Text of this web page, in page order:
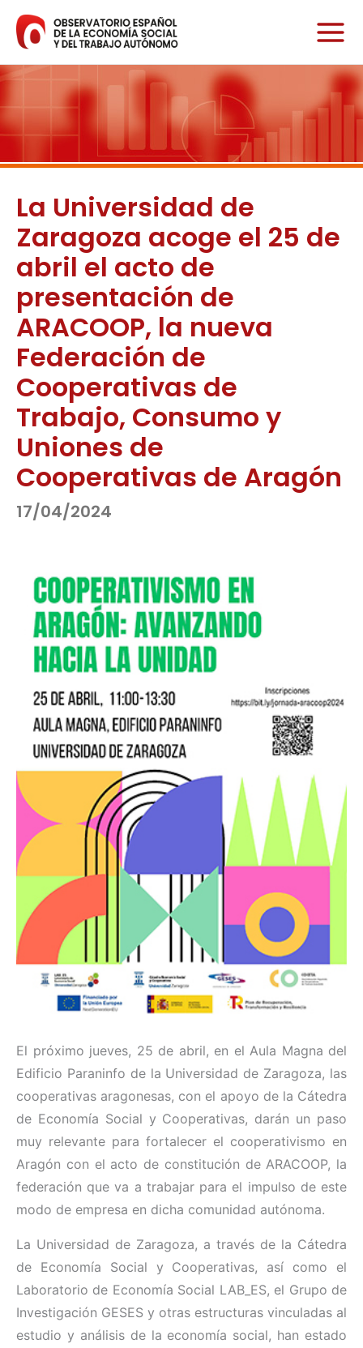
contenido
La Universidad de
Zaragoza acoge el 25 de
abril el acto de
presentación de
ARACOOP, la nueva
Federación de
Cooperativas de
Trabajo, Consumo y
Uniones de
Cooperativas de Aragón
17/04/2024
El próximo jueves, 25 de abril, en el Aula Magna del
Edificio Paraninfo de la Universidad de Zaragoza, las
cooperativas aragonesas, con el apoyo de la Cátedra
de Economía Social y Cooperativas, darán un paso
muy relevante para fortalecer el cooperativismo en
Aragón con el acto de constitución de ARACOOP, la
federación que va a trabajar para el impulso de este
modo de empresa en dicha comunidad autónoma.
La Universidad de Zaragoza, a través de la Cátedra
de Economía Social y Cooperativas, así como el
Laboratorio de Economía Social LAB_ES, el Grupo de
Investigación GESES y otras estructuras vinculadas al
estudio y análisis de la economía social, han estado